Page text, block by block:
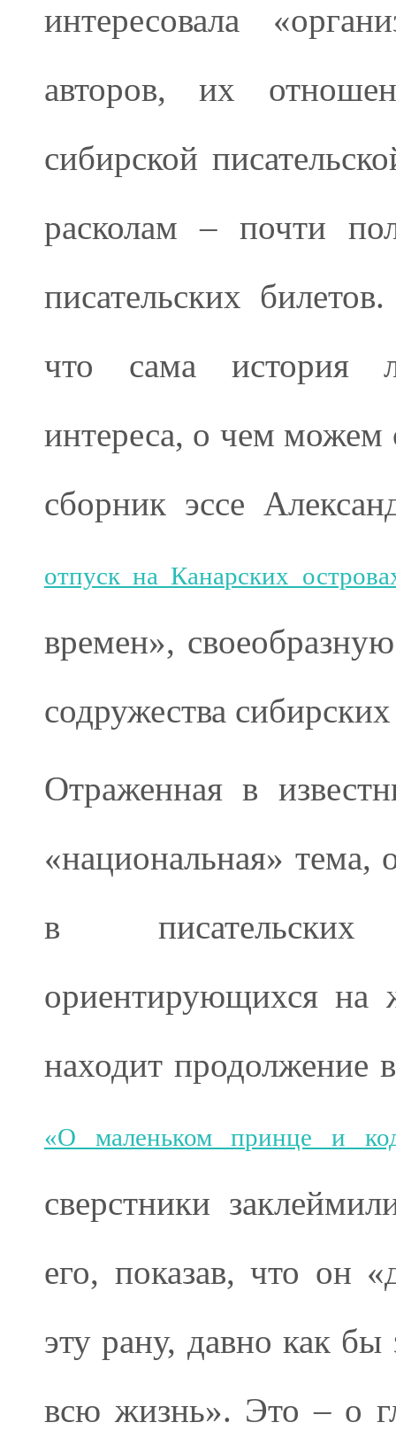
интересовала
авторов, их
сибирской
расколам – почти
писательских
что сама история
интереса, о чем
сборник эссе
отпуск на Канарских
времен»,
содружества
Отраженная в
«национальная» тема,
в
ориентирующихся на
находит продолжение
«О маленьком принце и
сверстники
его, показав, что он
эту рану, давно как
всю жизнь». Это – о